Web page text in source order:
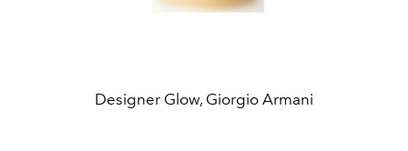
Designer Glow, Giorgio Armani